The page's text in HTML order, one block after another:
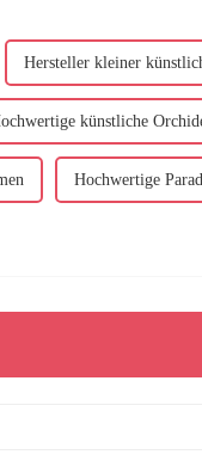
Hersteller kleiner
künstliche
Hochwertige